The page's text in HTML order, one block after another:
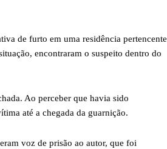
de furto em uma residência pertencente
encontraram o suspeito dentro do
Ao perceber que havia sido
até a chegada da guarnição.
voz de prisão ao autor, que foi